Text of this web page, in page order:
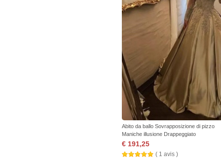
Abito da ballo Sovrapposizione di pizzo
Maniche illusione Drappeggiato
€ 191,25
( 1 avis )